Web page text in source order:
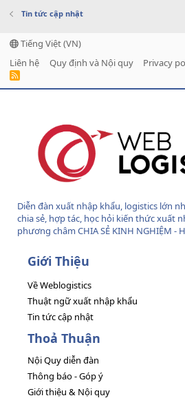
Tin tức cập nhật
Tiếng Việt (VN)
Liên hệ
Quy định và Nội quy Privacy
R
Diễn đàn xuất nhập khẩu, logistics lớn
chia sẻ, hợp tác, học hỏi kiến thức xuất
phương châm CHIA SẺ KINH NGHIỆM -
Giới Thiệu
Về Weblogistics
Thuật ngữ xuất nhập khẩu
Tin tức cập nhật
Thoả Thuận
Nội Quy diễn đàn
Thông báo - Góp ý
Giới thiệu & Nội quy